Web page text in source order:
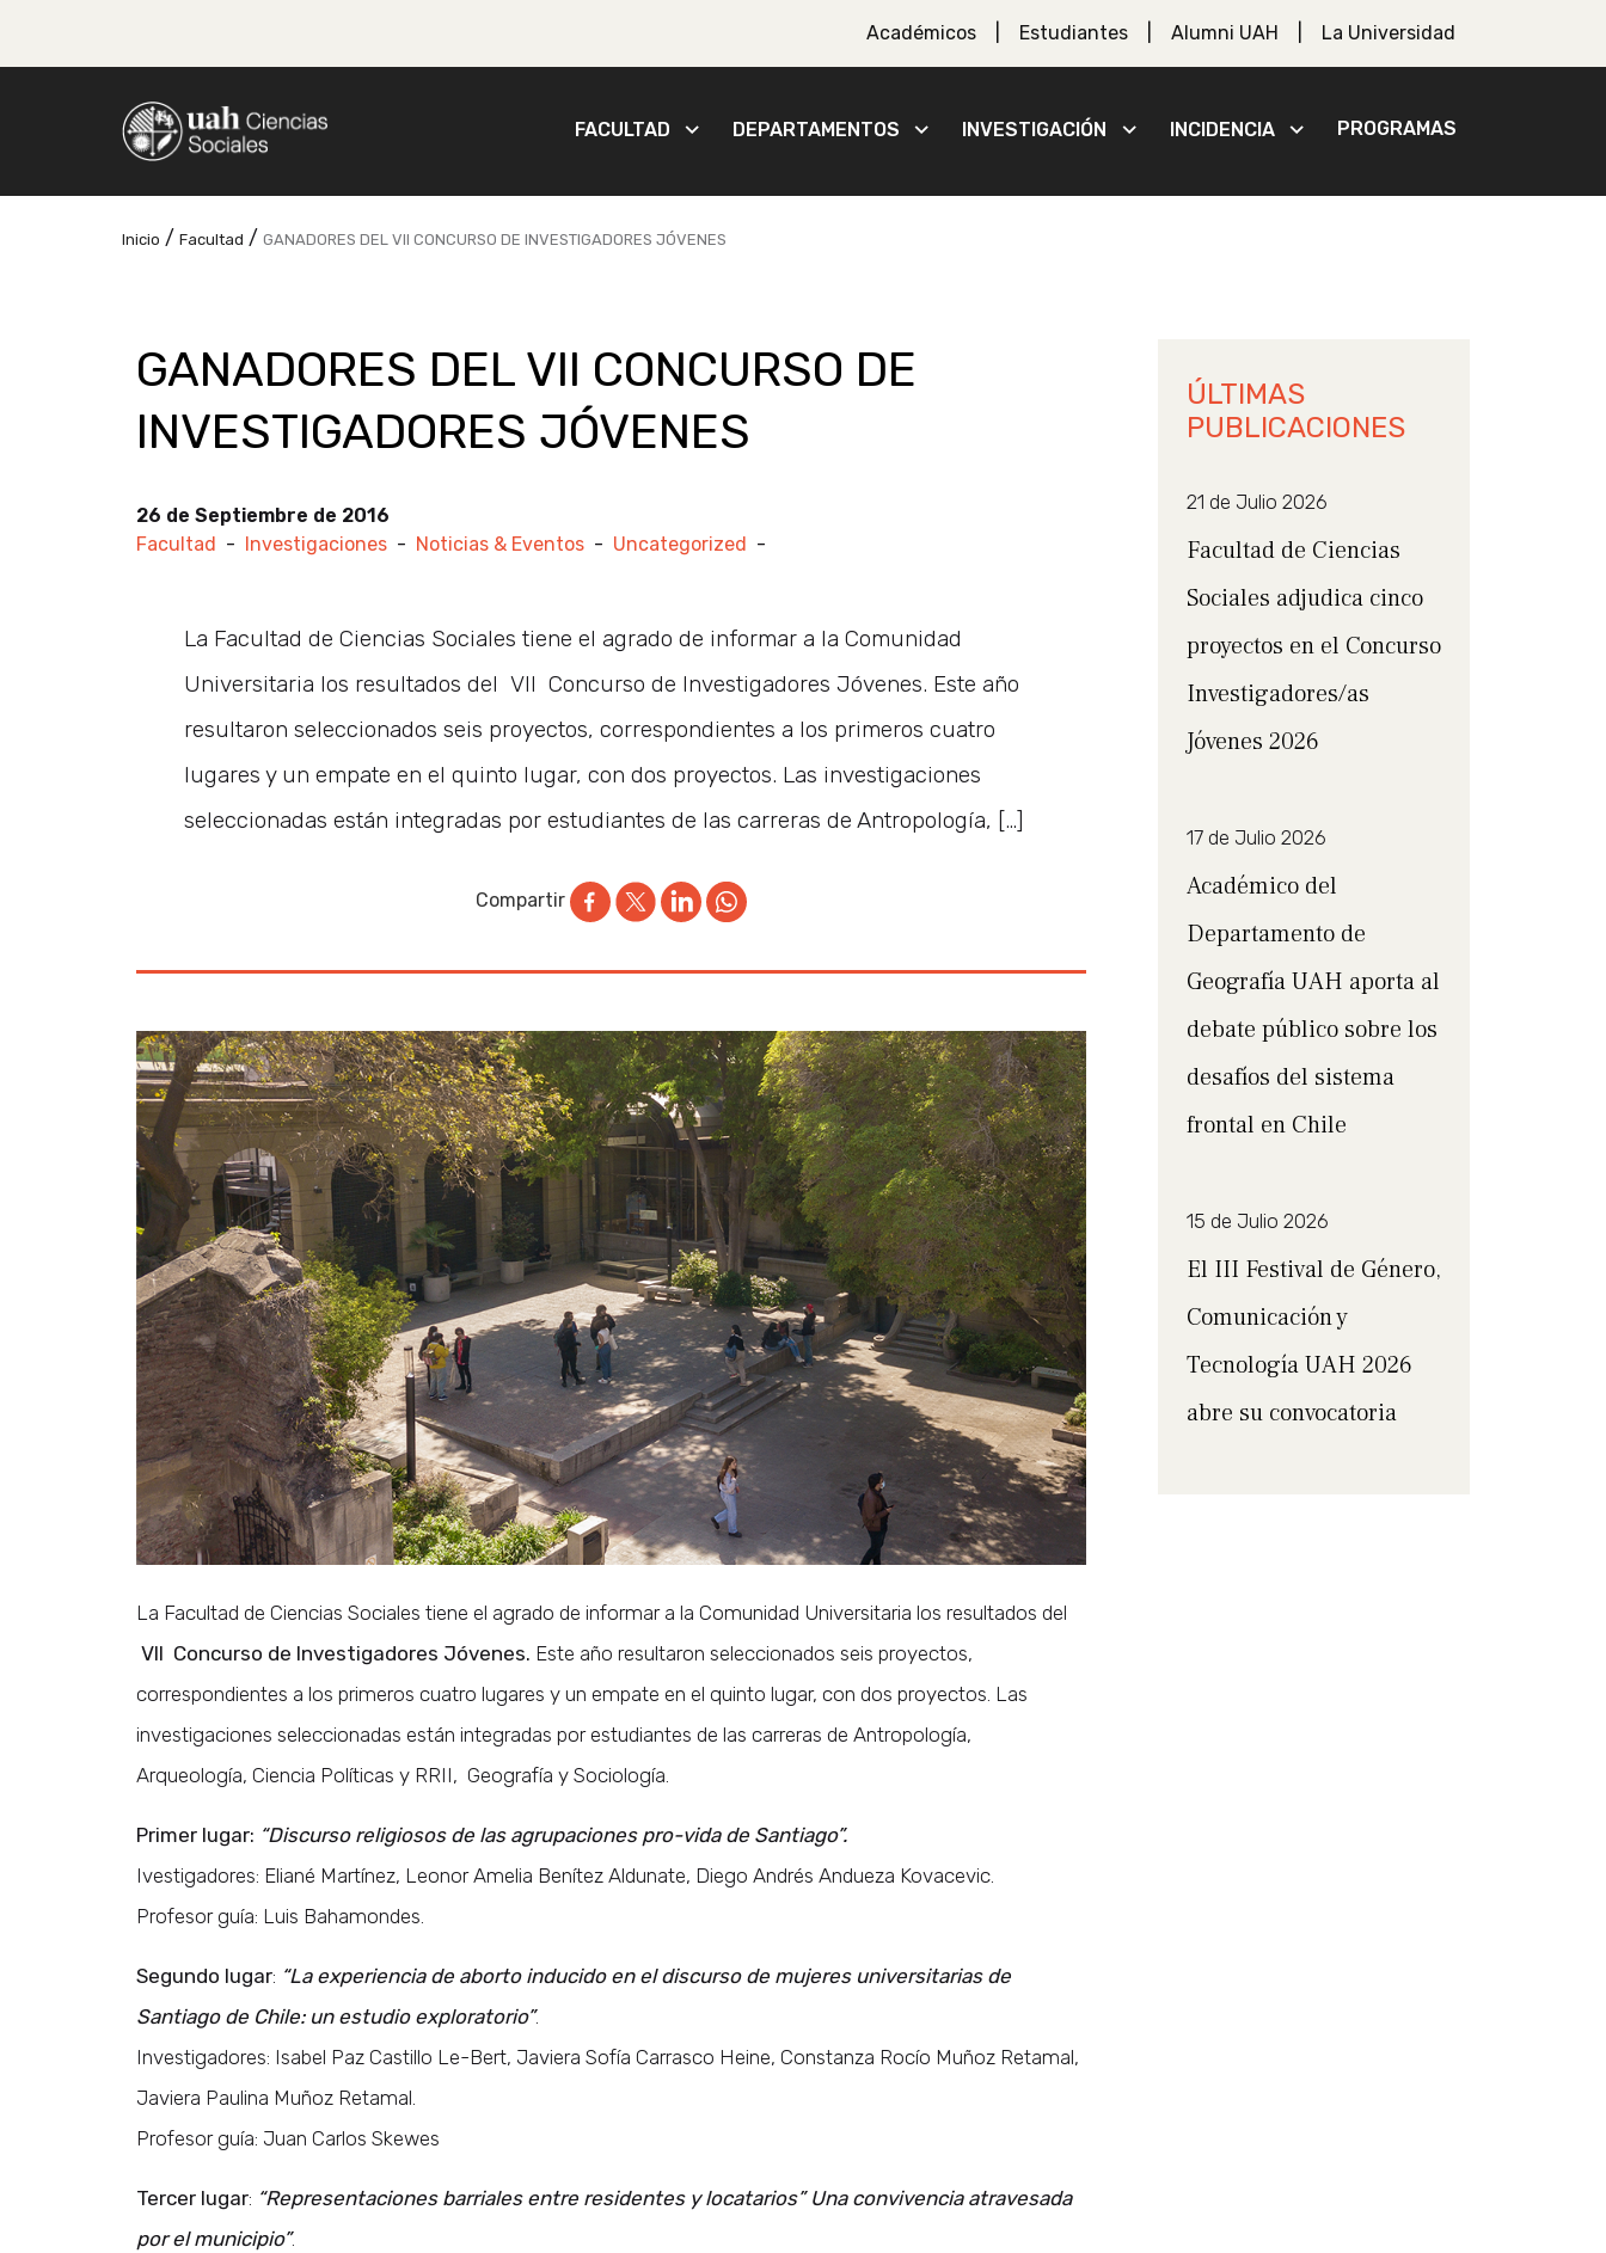
Académicos Estudiantes Alumni UAH La Universidad
FACULTAD DEPARTAMENTOS INVESTIGACIÓN INCIDENCIA PROGRAMAS
Inicio / Facultad / GANADORES DEL VII CONCURSO DE INVESTIGADORES JÓVENES
GANADORES DEL VII CONCURSO DE
INVESTIGADORES JÓVENES
26 de Septiembre de 2016
Facultad - Investigaciones - Noticias & Eventos - Uncategorized -
La Facultad de Ciencias Sociales tiene el agrado de informar a la Comunidad
Universitaria los resultados del VII Concurso de Investigadores Jóvenes. Este año
resultaron seleccionados seis proyectos, correspondientes a los primeros cuatro
lugares y un empate en el quinto lugar, con dos proyectos. Las investigaciones
seleccionadas están integradas por estudiantes de las carreras de Antropología, […]
Compartir
La Facultad de Ciencias Sociales tiene el agrado de informar a la Comunidad Universitaria los resultados del
VII Concurso de Investigadores Jóvenes. Este año resultaron seleccionados seis proyectos,
correspondientes a los primeros cuatro lugares y un empate en el quinto lugar, con dos proyectos. Las
investigaciones seleccionadas están integradas por estudiantes de las carreras de Antropología,
Arqueología, Ciencia Políticas y RRII, Geografía y Sociología.
Primer lugar: “Discurso religiosos de las agrupaciones pro-vida de Santiago”.
Ivestigadores: Eliané Martínez, Leonor Amelia Benítez Aldunate, Diego Andrés Andueza Kovacevic.
Profesor guía: Luis Bahamondes.
Segundo lugar: “La experiencia de aborto inducido en el discurso de mujeres universitarias de
Santiago de Chile: un estudio exploratorio”.
Investigadores: Isabel Paz Castillo Le-Bert, Javiera Sofía Carrasco Heine, Constanza Rocío Muñoz Retamal,
Javiera Paulina Muñoz Retamal.
Profesor guía: Juan Carlos Skewes
Tercer lugar: “Representaciones barriales entre residentes y locatarios” Una convivencia atravesada
por el municipio”.
ÚLTIMAS
PUBLICACIONES
21 de Julio 2026
Facultad de Ciencias
Sociales adjudica cinco
proyectos en el Concurso
Investigadores/as
Jóvenes 2026
17 de Julio 2026
Académico del
Departamento de
Geografía UAH aporta al
debate público sobre los
desafíos del sistema
frontal en Chile
15 de Julio 2026
El III Festival de Género,
Comunicación y
Tecnología UAH 2026
abre su convocatoria